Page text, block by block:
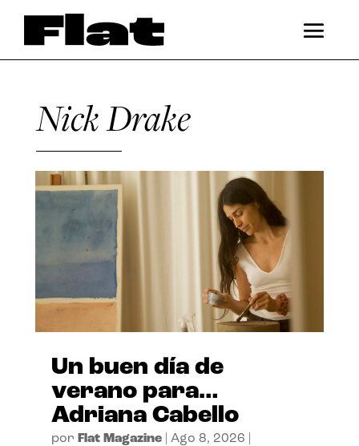
Nick Drake
Un buen día de
verano para…
Adriana Cabello
por Flat Magazine| Ago 8, 2026